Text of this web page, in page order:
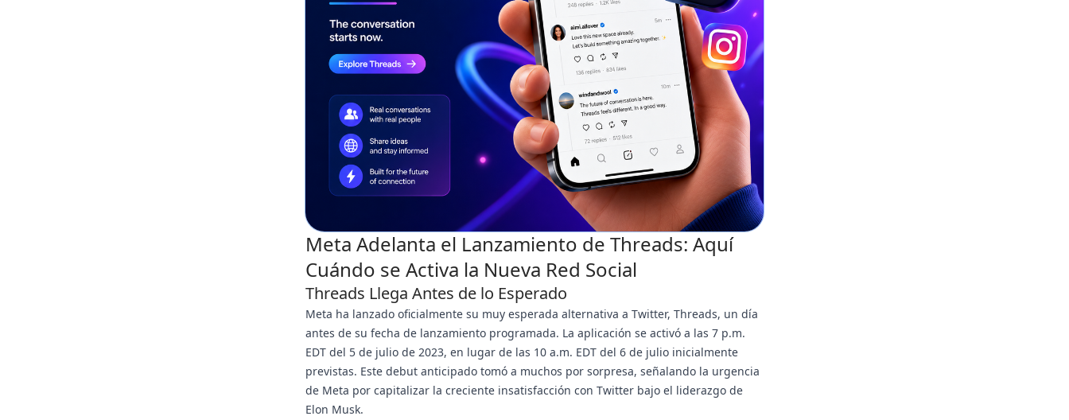
Meta Adelanta el Lanzamiento de Threads: Aquí
Cuándo se Activa la Nueva Red Social
Threads Llega Antes de lo Esperado
Meta ha lanzado oficialmente su muy esperada alternativa a Twitter, Threads, un día
antes de su fecha de lanzamiento programada. La aplicación se activó a las 7 p.m.
EDT del 5 de julio de 2023, en lugar de las 10 a.m. EDT del 6 de julio inicialmente
previstas. Este debut anticipado tomó a muchos por sorpresa, señalando la urgencia
de Meta por capitalizar la creciente insatisfacción con Twitter bajo el liderazgo de
Elon Musk.